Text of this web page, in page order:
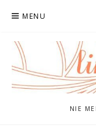
MENU
NIE